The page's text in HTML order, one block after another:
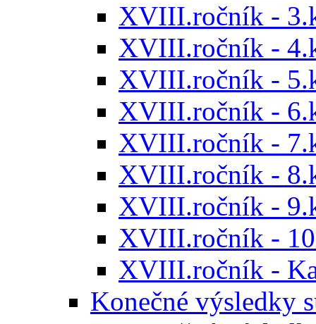
XVIII.ročník -
XVIII.ročník -
XVIII.ročník -
XVIII.ročník -
XVIII.ročník -
XVIII.ročník -
XVIII.ročník -
XVIII.ročník -
XVIII.ročník -
Konečné výsledky